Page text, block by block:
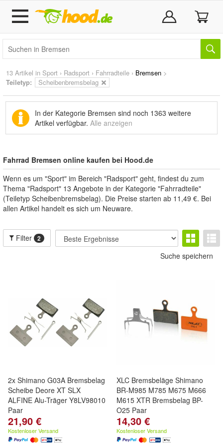
13 Artikel in Sport › Radsport › Fahrradteile › Bremsen >
Teiletyp:
Scheibenbremsbelag
In der Kategorie Bremsen sind noch 1363 weitere
Artikel verfügbar. Alle anzeigen
Fahrrad Bremsen online kaufen bei Hood.de
Wenn es um "Sport" im Bereich "Radsport" geht, findest du zum
Thema "Radsport" 13 Angebote in der Kategorie "Fahrradteile"
(Teiletyp Scheibenbremsbelag). Die Preise starten ab 11,49 €. Bei
allen Artikel handelt es sich um Neuware.
Filter 2
Suche speichern
2x Shimano G03A Bremsbelag
Scheibe Deore XT SLX
ALFINE Alu-Träger Y8LV98010
Paar
21,90 €
Kostenloser Versand
XLC Bremsbeläge Shimano
BR-M985 M785 M675 M666
M615 XTR Bremsbelag BP-
O25 Paar
14,30 €
Kostenloser Versand